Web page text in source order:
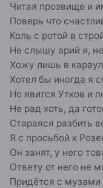
Читая прозвище и
Поверь что
Коль с ротой в
Не слышу арий я,
Хожу лишь в
Хотел бы иногда я
Но явится Утков и
Не рад хоть, да
Стараяся разбить
Я с просьбой к
Он занят, у него
Ответу от него не
Придётся с музами